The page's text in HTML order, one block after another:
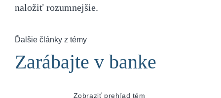
naložiť rozumnejšie.
Ďalšie články z témy
Zarábajte v banke
Zobraziť prehľad tém